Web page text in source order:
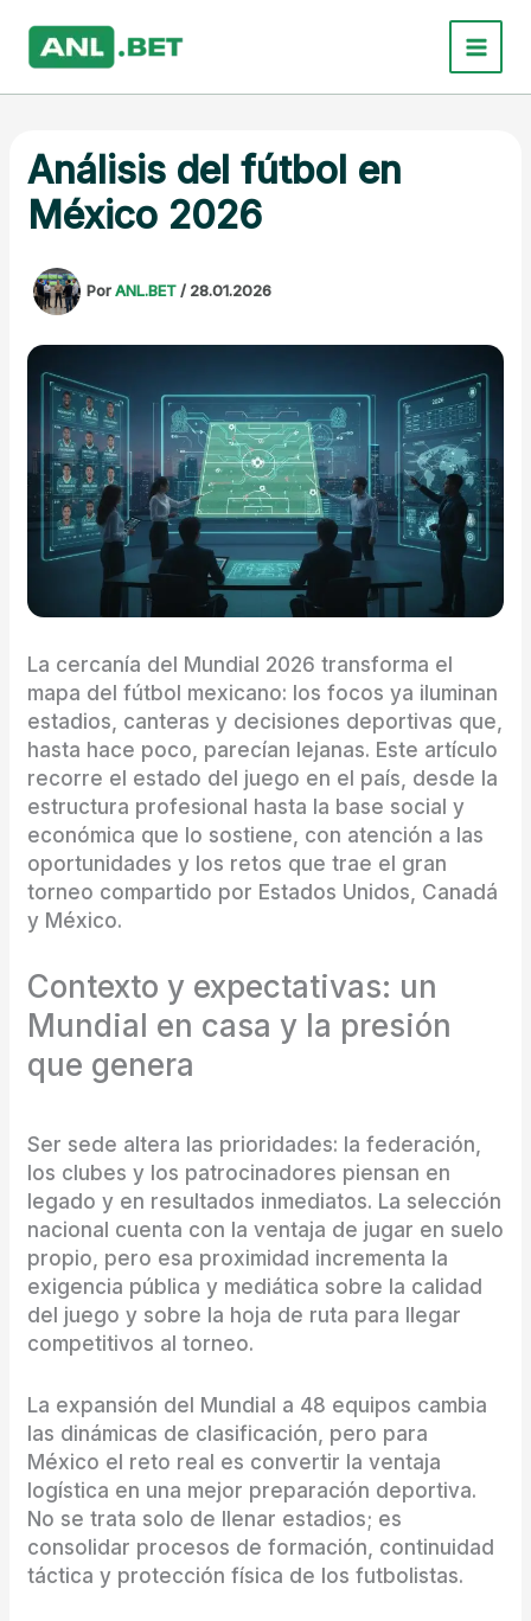
contenido
Análisis del fútbol en
México 2026
PorANL.BET/ 28.01.2026
La cercanía del Mundial 2026 transforma el
mapa del fútbol mexicano: los focos ya iluminan
estadios, canteras y decisiones deportivas que,
hasta hace poco, parecían lejanas. Este artículo
recorre el estado del juego en el país, desde la
estructura profesional hasta la base social y
económica que lo sostiene, con atención a las
oportunidades y los retos que trae el gran
torneo compartido por Estados Unidos, Canadá
y México.
Contexto y expectativas: un
Mundial en casa y la presión
que genera
Ser sede altera las prioridades: la federación,
los clubes y los patrocinadores piensan en
legado y en resultados inmediatos. La selección
nacional cuenta con la ventaja de jugar en suelo
propio, pero esa proximidad incrementa la
exigencia pública y mediática sobre la calidad
del juego y sobre la hoja de ruta para llegar
competitivos al torneo.
La expansión del Mundial a 48 equipos cambia
las dinámicas de clasificación, pero para
México el reto real es convertir la ventaja
logística en una mejor preparación deportiva.
No se trata solo de llenar estadios; es
consolidar procesos de formación, continuidad
táctica y protección física de los futbolistas.